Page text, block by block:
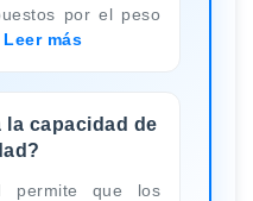
por el peso
Leer más
la capacidad de
permite que los